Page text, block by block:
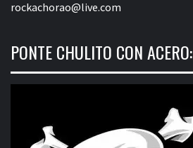
rockachorao@live.com
PONTE CHULITO CON ACERO: